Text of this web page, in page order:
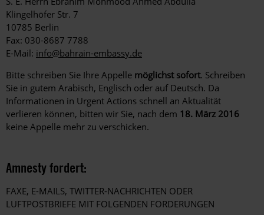
Klingelhöfer Str. 7
10785 Berlin
Fax: 030-8687 7788
E-Mail: info@bahrain-embassy.de
Bitte schreiben Sie Ihre Appelle möglichst sofort. Schreiben
Sie in gutem Arabisch, Englisch oder auf Deutsch. Da
Informationen in Urgent Actions schnell an Aktualität
verlieren können, bitten wir Sie, nach dem 18. März 2016
keine Appelle mehr zu verschicken.
Amnesty fordert:
FAXE, E-MAILS, TWITTER-NACHRICHTEN ODER
LUFTPOSTBRIEFE MIT FOLGENDEN FORDERUNGEN